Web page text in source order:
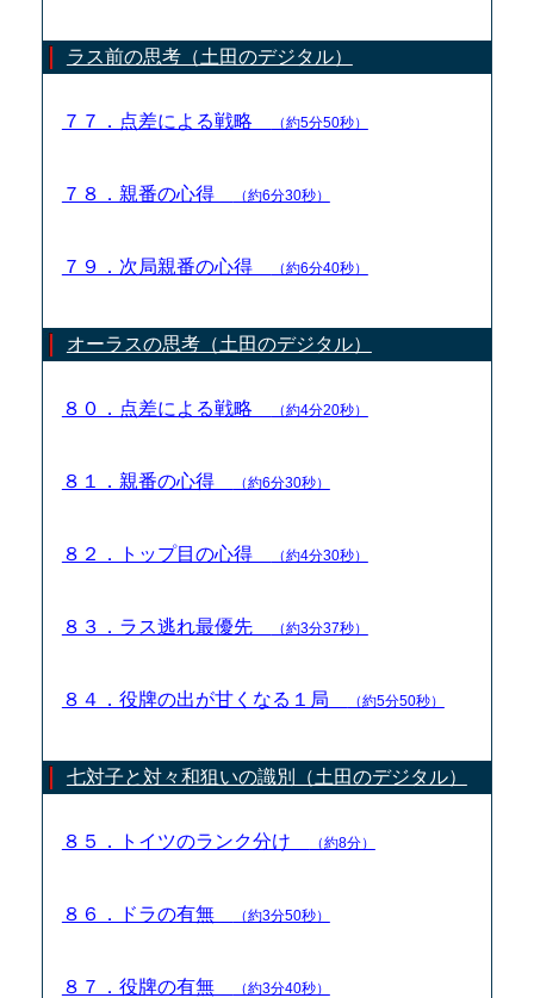
ラス前の思考（土田のデジタル）
７７．点差による戦略 （約5分50秒）
７８．親番の心得 （約6分30秒）
７９．次局親番の心得 （約6分40秒）
オーラスの思考（土田のデジタル）
８０．点差による戦略 （約4分20秒）
８１．親番の心得 （約6分30秒）
８２．トップ目の心得 （約4分30秒）
８３．ラス逃れ最優先 （約3分37秒）
８４．役牌の出が甘くなる１局 （約5分50秒）
七対子と対々和狙いの識別（土田のデジタル）
８５．トイツのランク分け （約8分）
８６．ドラの有無 （約3分50秒）
８７．役牌の有無 （約3分40秒）